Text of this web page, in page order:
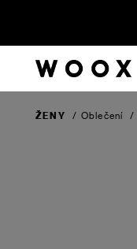
ŽENY / Oblečení /